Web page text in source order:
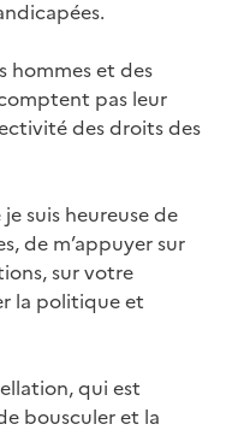
hommes et des
pas leur
des droits des
suis heureuse de
de m’appuyer sur
sur votre
la politique et
qui est
bousculer et la